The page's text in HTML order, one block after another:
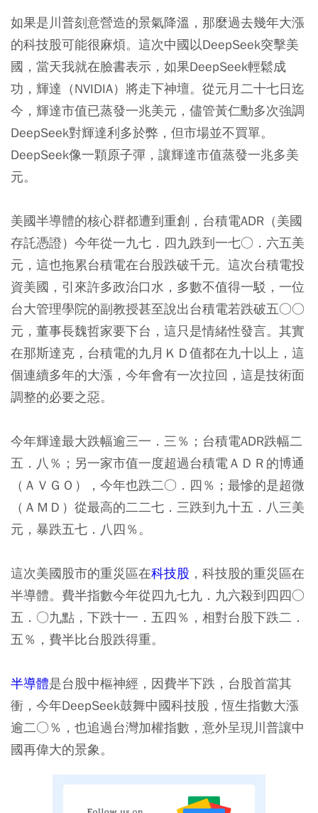
如果是川普刻意營造的景氣降溫，那麼過去幾年大漲
的科技股可能很麻煩。這次中國以DeepSeek突擊美
國，當天我就在臉書表示，如果DeepSeek輕鬆成
功，輝達（NVIDIA）將走下神壇。從元月二十七日迄
今，輝達市值已蒸發一兆美元，儘管黃仁勳多次強調
DeepSeek對輝達利多於弊，但市場並不買單。
DeepSeek像一顆原子彈，讓輝達市值蒸發一兆多美
元。
美國半導體的核心群都遭到重創，台積電ADR（美國
存託憑證）今年從一九七．四九跌到一七○．六五美
元，這也拖累台積電在台股跌破千元。這次台積電投
資美國，引來許多政治口水，多數不值得一駁，一位
台大管理學院的副教授甚至說出台積電若跌破五○○
元，董事長魏哲家要下台，這只是情緒性發言。其實
在那斯達克，台積電的九月ＫＤ值都在九十以上，這
個連續多年的大漲，今年會有一次拉回，這是技術面
調整的必要之惡。
今年輝達最大跌幅逾三一．三％；台積電ADR跌幅二
五．八％；另一家市值一度超過台積電ＡＤＲ的博通
（ＡＶＧＯ），今年也跌二○．四％；最慘的是超微
（ＡＭＤ）從最高的二二七．三跌到九十五．八三美
元，暴跌五七．八四％。
這次美國股市的重災區在科技股 ，科技股的重災區在
半導體。費半指數今年從四九七九．九六殺到四四○
五．○九點，下跌十一．五四％，相對台股下跌二．
五％，費半比台股跌得重。
半導體是台股中樞神經，因費半下跌，台股首當其
衝，今年DeepSeek鼓舞中國科技股，恆生指數大漲
逾二○％，也追過台灣加權指數，意外呈現川普讓中
國再偉大的景象。